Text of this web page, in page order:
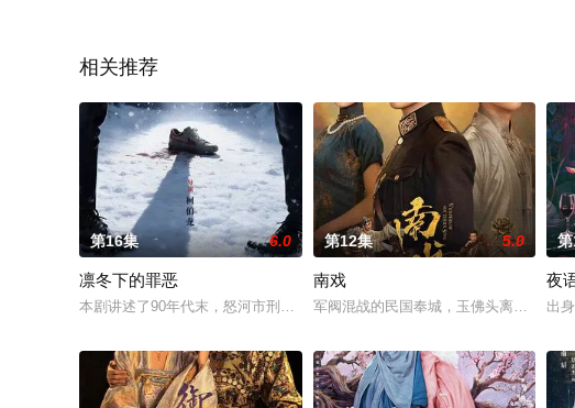
相关推荐
第16集 6.0
凛冬下的罪恶
本剧讲述了90年代末，怒河市刑侦支队在无普及监控、无DNA鉴定技术的支持
第12集 5.0
南戏
军阀混战的民国奉城，玉佛头离奇失窃
夜
出